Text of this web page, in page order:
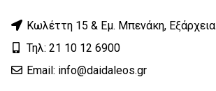
Κωλέττη 15 & Εμ. Μπενάκη, Εξάρχεια
Τηλ: 21 10 12 6900
Εmail: info@daidaleos.gr